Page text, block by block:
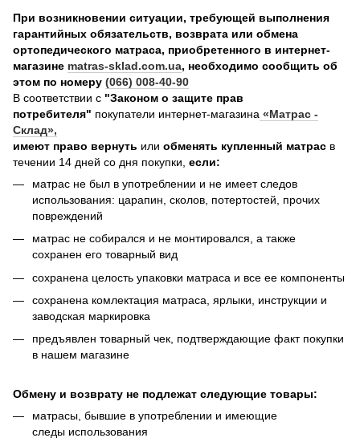
При возникновении ситуации, требующей выполнения
гарантийных обязательств, возврата или обмена
ортопедического матраса, приобретенного в интернет-
магазине matras-sklad.com.ua, необходимо сообщить об
этом по номеру (066) 008-40-90
В соответствии с "Законом о защите прав
потребителя" покупатели интернет-магазина «Матрас -
Склад»,
имеют право вернуть или обменять купленный матрас в
течении 14 дней со дня покупки, если:
матрас не был в употреблении и не имеет следов
использования: царапин, сколов, потертостей, прочих
повреждений
матрас не собирался и не монтировался, а также
сохранен его товарный вид
сохранена целость упаковки матраса и все ее компоненты
сохранена комлектация матраса, ярлыки, инструкции и
заводская маркировка
предъявлен товарный чек, подтверждающие факт покупки
в нашем магазине
Обмену и возврату не подлежат следующие товары:
матрасы, бывшие в употреблении и имеющие
следы использования